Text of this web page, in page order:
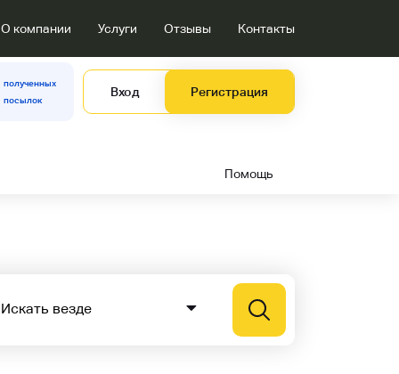
О компании Услуги Отзывы Контакты
полученных
посылок
Вход Регистрация
Помощь